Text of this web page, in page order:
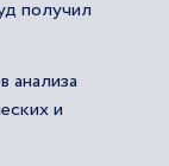
получил
анализа
и